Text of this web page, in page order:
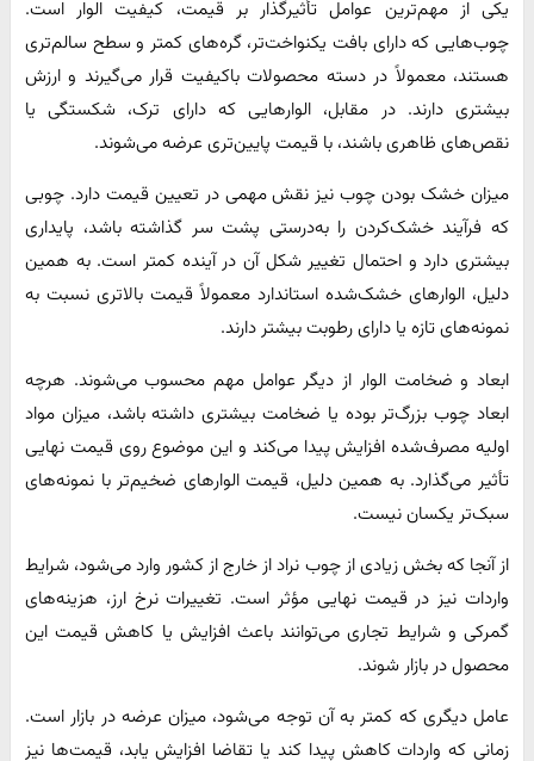
یکی از مهم‌ترین عوامل تأثیرگذار بر قیمت، کیفیت الوار است.
چوب‌هایی که دارای بافت یکنواخت‌تر، گره‌های کمتر و سطح سالم‌تری
هستند، معمولاً در دسته محصولات باکیفیت قرار می‌گیرند و ارزش
بیشتری دارند. در مقابل، الوارهایی که دارای ترک، شکستگی یا
نقص‌های ظاهری باشند، با قیمت پایین‌تری عرضه می‌شوند.
میزان خشک بودن چوب نیز نقش مهمی در تعیین قیمت دارد. چوبی
که فرآیند خشک‌کردن را به‌درستی پشت سر گذاشته باشد، پایداری
بیشتری دارد و احتمال تغییر شکل آن در آینده کمتر است. به همین
دلیل، الوارهای خشک‌شده استاندارد معمولاً قیمت بالاتری نسبت به
نمونه‌های تازه یا دارای رطوبت بیشتر دارند.
ابعاد و ضخامت الوار از دیگر عوامل مهم محسوب می‌شوند. هرچه
ابعاد چوب بزرگ‌تر بوده یا ضخامت بیشتری داشته باشد، میزان مواد
اولیه مصرف‌شده افزایش پیدا می‌کند و این موضوع روی قیمت نهایی
تأثیر می‌گذارد. به همین دلیل، قیمت الوارهای ضخیم‌تر با نمونه‌های
سبک‌تر یکسان نیست.
از آنجا که بخش زیادی از چوب نراد از خارج از کشور وارد می‌شود، شرایط
واردات نیز در قیمت نهایی مؤثر است. تغییرات نرخ ارز، هزینه‌های
گمرکی و شرایط تجاری می‌توانند باعث افزایش یا کاهش قیمت این
محصول در بازار شوند.
عامل دیگری که کمتر به آن توجه می‌شود، میزان عرضه در بازار است.
زمانی که واردات کاهش پیدا کند یا تقاضا افزایش یابد، قیمت‌ها نیز